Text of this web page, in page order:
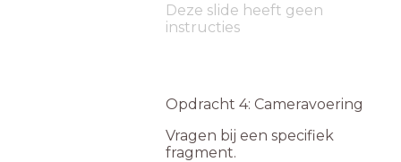
Deze slide heeft geen
instructies
Opdracht 4: Cameravoering
Vragen bij een specifiek
fragment.